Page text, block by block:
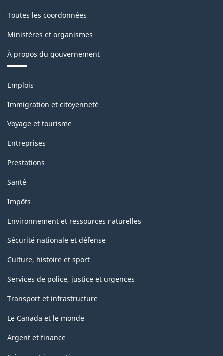
Toutes les coordonnées
Ministères et organismes
À propos du gouvernement
Thèmes
sujets
Emplois
Immigration et citoyenneté
Voyage et tourisme
Entreprises
Prestations
Santé
Impôts
Environnement et ressources naturelles
Sécurité nationale et défense
Culture, histoire et sport
Services de police, justice et urgences
Transport et infrastructure
Le Canada et le monde
Argent et finance